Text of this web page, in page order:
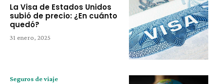
La Visa de Estados Unidos
subió de precio: ¿En cuánto
quedó?
31 enero, 2025
Seguros de viaje